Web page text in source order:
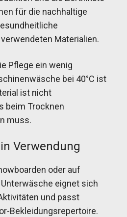
für die nachhaltige
Materialien.
Pflege ein wenig
bei 40°C ist
ist nicht
beim Trocknen
muss.
Verwendung
oder auf
eignet sich
und passt
Bekleidungsrepertoire.